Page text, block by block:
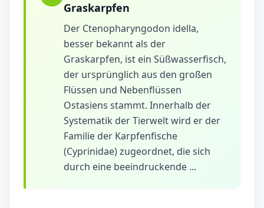
Graskarpfen
Der Ctenopharyngodon idella,
besser bekannt als der
Graskarpfen, ist ein Süßwasserfisch,
der ursprünglich aus den großen
Flüssen und Nebenflüssen
Ostasiens stammt. Innerhalb der
Systematik der Tierwelt wird er der
Familie der Karpfenfische
(Cyprinidae) zugeordnet, die sich
durch eine beeindruckende ...